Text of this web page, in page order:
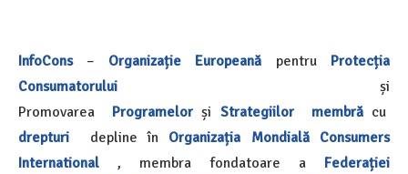
InfoCons – Organizație Europeană pentru
Protecția
Consumatorului
și
Promovarea Programelor și Strategiilor membră cu
drepturi
depline în Organizația Mondială
Consumers
International , membra fondatoare a Federației